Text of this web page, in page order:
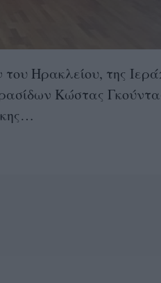
Ηρακλείου, της
Κώστας